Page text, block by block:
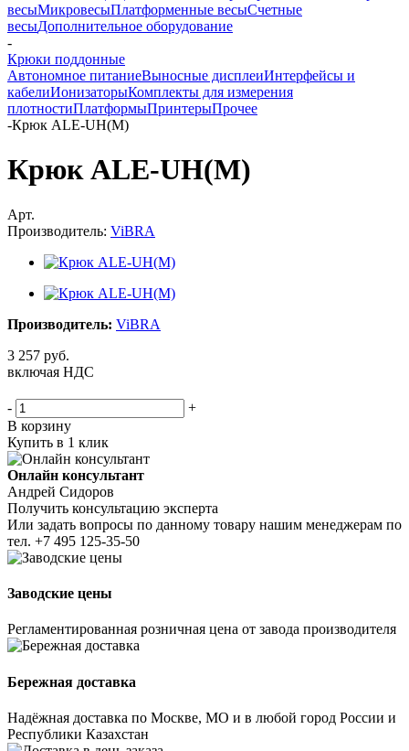
весыМикровесыПлатформенные весыСчетные
весыДополнительное оборудование
-
Крюки поддонные
Автономное питаниеВыносные дисплеиИнтерфейсы и
кабелиИонизаторыКомплекты для измерения
плотностиПлатформыПринтерыПрочее
-Крюк ALE-UH(М)
Крюк ALE-UH(М)
Арт.
Производитель: ViBRA
Производитель: ViBRA
3 257 руб.
включая НДС
-
+
В корзину
Купить в 1 клик
Онлайн консультант
Андрей Сидоров
Получить консультацию эксперта
Или задать вопросы по данному товару нашим менеджерам по
тел. +7 495 125-35-50
Заводские цены
Регламентированная розничная цена от завода производителя
Бережная доставка
Надёжная доставка по Москве, МО и в любой город России и
Республики Казахстан